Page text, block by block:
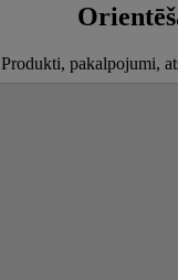
Produkti, pakalpojumi,